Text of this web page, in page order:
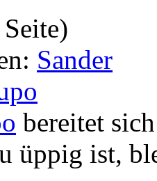
Sander
bereitet
üppig ist,